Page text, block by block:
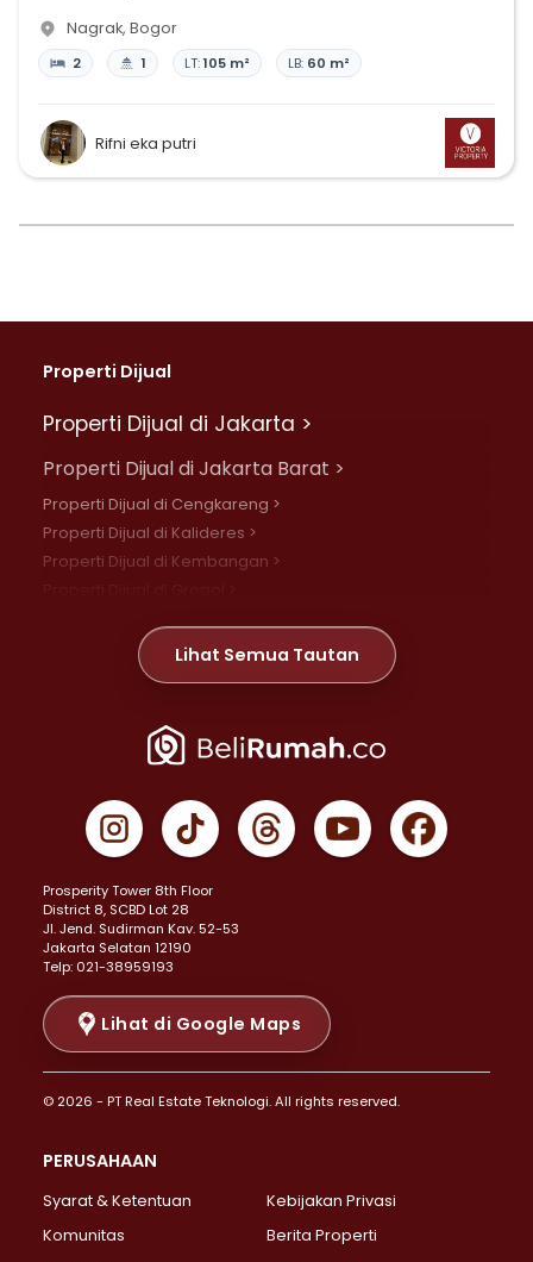
Nagrak, Bogor
2 1 LT:105 m² LB: 60 m²
Rifni eka putri
Properti Dijual
Properti Dijual di Jakarta >
Properti Dijual di Jakarta Barat >
Properti Dijual di Cengkareng >
Properti Dijual di Kalideres >
Properti Dijual di Kembangan >
Properti Dijual di Meruya >
Properti Dijual di Jelambar >
Properti Dijual di Jakarta Pusat >
Properti Dijual di Gambir >
Properti Dijual di Johar Baru >
Properti Dijual di Menteng >
Properti Dijual di Senen >
Properti Dijual di Tanah Abang >
Properti Dijual di Cikini >
Properti Dijual di Kramat >
Properti Dijual di Pasar Baru >
Properti Dijual di Bendungan Hilir >
Properti Dijual di Jakarta Selatan >
Properti Dijual di Lebak Bulus >
Properti Dijual di Gandaria Selatan >
Properti Dijual di Pondok Labu >
Lihat Semua Tautan
Prosperity Tower 8th Floor
District 8, SCBD Lot 28
JI. Jend. Sudirman Kav. 52-53
Jakarta Selatan 12190
Telp: 021-38959193
Lihat di Google Maps
© 2026 - PT Real Estate Teknologi. All rights reserved.
PERUSAHAAN
Syarat & Ketentuan
Kebijakan Privasi
Komunitas
Berita Properti